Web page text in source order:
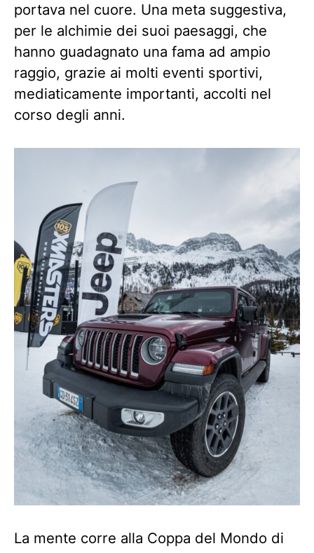
portava nel cuore. Una meta suggestiva,
per le alchimie dei suoi paesaggi, che
hanno guadagnato una fama ad ampio
raggio, grazie ai molti eventi sportivi,
mediaticamente importanti, accolti nel
corso degli anni.
La mente corre alla Coppa del Mondo di